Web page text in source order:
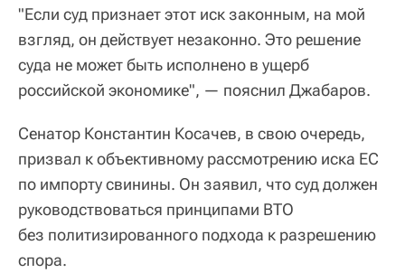
"Если суд признает этот иск законным, на мой
взгляд, он действует незаконно. Это решение
суда не может быть исполнено в ущерб
российской экономике", — пояснил Джабаров.
Сенатор Константин Косачев, в свою очередь,
призвал к объективному рассмотрению иска ЕС
по импорту свинины. Он заявил, что суд должен
руководствоваться принципами ВТО
без политизированного подхода к разрешению
спора.